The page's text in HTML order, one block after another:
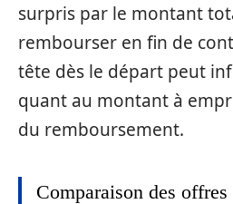
surpris par le montant
rembourser en fin de
tête dès le départ peut
quant au montant à
du remboursement.
Comparaison des offres